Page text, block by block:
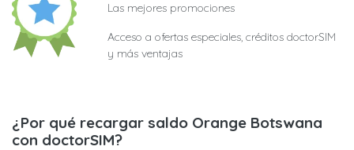
Las mejores promociones
Acceso a ofertas especiales, créditos doctorSIM
y más ventajas
¿Por qué recargar saldo Orange Botswana
con doctorSIM?